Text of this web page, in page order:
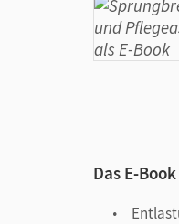
Das E-